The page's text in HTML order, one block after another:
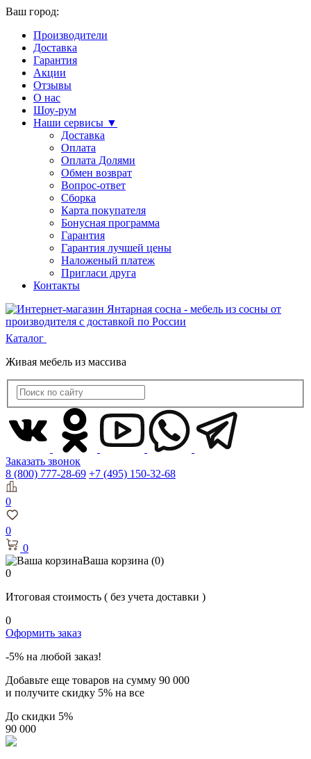
Ваш город:
Производители
Доставка
Гарантия
Акции
Отзывы
О нас
Шоу-рум
Наши сервисы ▼
Доставка
Оплата
Оплата Долями
Обмен возврат
Вопрос-ответ
Сборка
Карта покупателя
Бонусная программа
Гарантия
Гарантия лучшей цены
Наложеный платеж
Пригласи друга
Контакты
Каталог
Живая мебель из массива
Заказать звонок
8 (800) 777-28-69 +7 (495) 150-32-68
0
0
0
Ваша корзина (0)
0
Итоговая стоимость ( без учета доставки )
0
Оформить заказ
-5% на любой заказ!
Добавьте еще товаров на сумму 90 000
и получите скидку 5% на все
До скидки 5%
90 000